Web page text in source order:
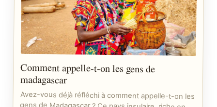
Comment appelle-t-on les gens de
madagascar
Avez-vous déjà réfléchi à comment appelle-t-on les
gens de Madagascar ? Ce pays insulaire, riche en